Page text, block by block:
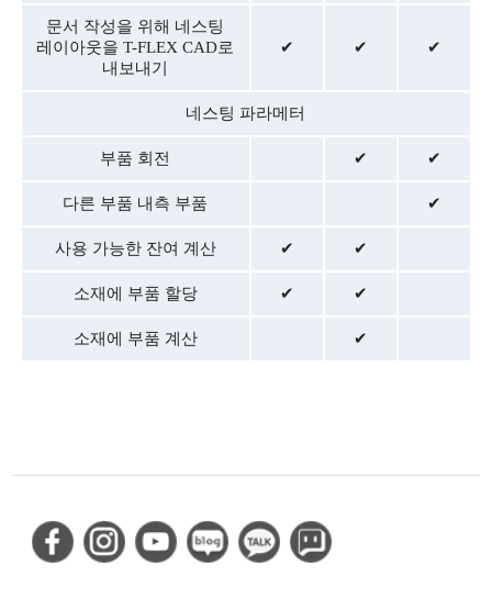
문서 작성을 위해 네스팅
레이아웃을 T-FLEX CAD로
내보내기
✔ ✔ ✔
네스팅 파라메터
부품 회전 ✔ ✔
다른 부품 내측 부품 ✔
사용 가능한 잔여 계산 ✔ ✔
소재에 부품 할당 ✔ ✔
소재에 부품 계산 ✔